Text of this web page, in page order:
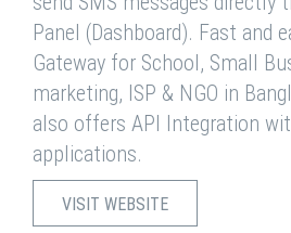
Panel (Dashboard). Fast and
Gateway for School, Small
marketing, ISP & NGO in
also offers API Integration
applications.
VISIT WEBSITE